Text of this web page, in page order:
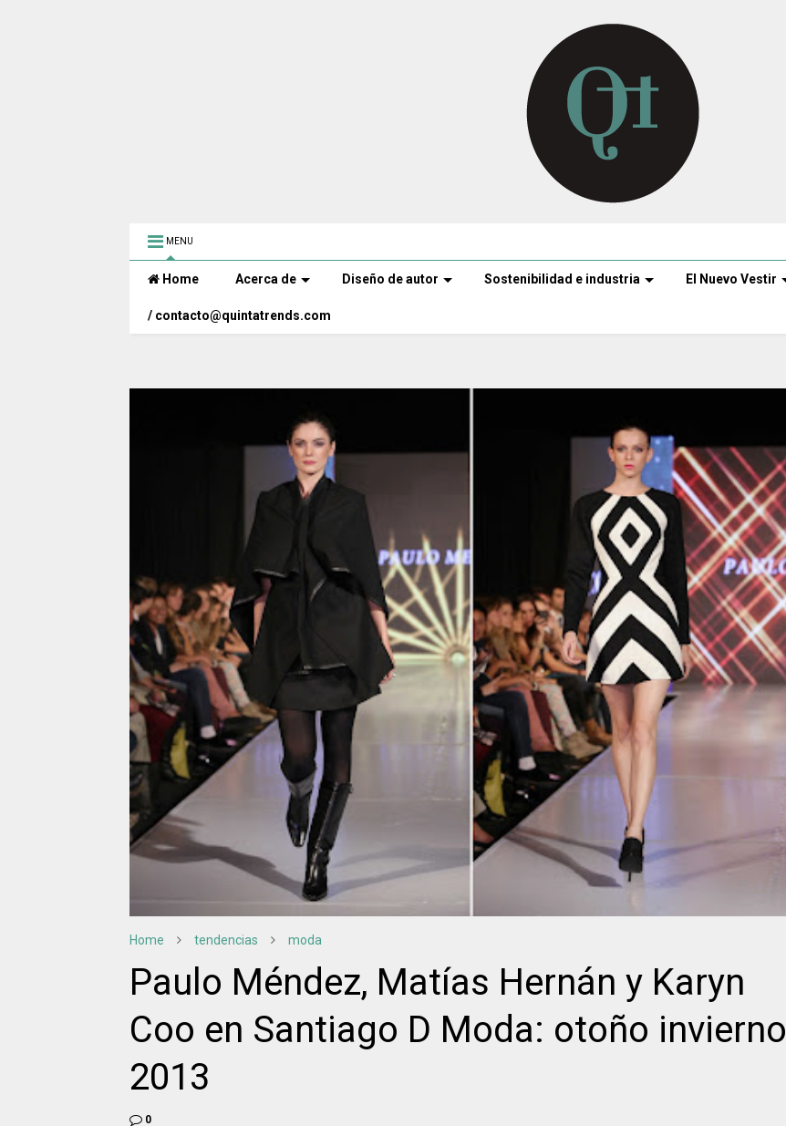
MENU
Home Acerca de Diseño de autor Sostenibilidad e industria El Nuevo Vestir
/ contacto@quintatrends.com
Home tendencias moda
Paulo Méndez, Matías Hernán y Karyn
Coo en Santiago D Moda: otoño invierno
2013
0